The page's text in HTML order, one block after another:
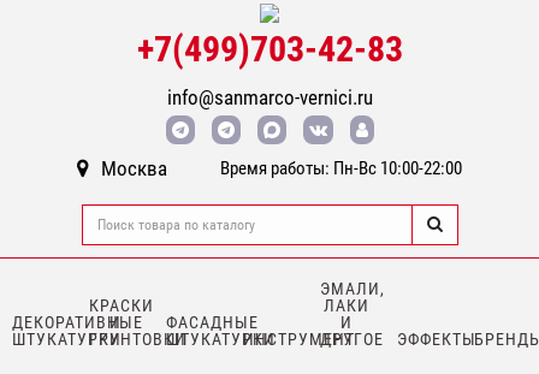
+7(499)703-42-83
info@sanmarco-vernici.ru
Москва Время работы: Пн-Вс 10:00-22:00
ДЕКОРАТИВНЫЕ
ШТУКАТУРКИ
КРАСКИ
И
ГРУНТОВКИ
ФАСАДНЫЕ
ШТУКАТУРКИИНСТРУМЕНТ
ЭМАЛИ,
ЛАКИ
И
ДРУГОЕ
ЭФФЕКТЫ